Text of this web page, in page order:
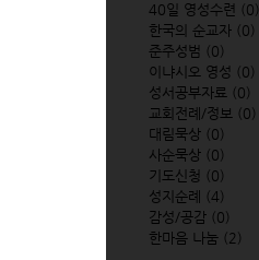
40일 영성수련 (0)
한국의 순교자 (0)
준주성범 (0)
이냐시오 영성 (0)
성서공부자료 (0)
교회전례/정보 (0)
대림묵상 (0)
사순묵상 (0)
기도신청 (0)
성지순례
(4)
감성/공감 (0)
한마음 나눔 (2)